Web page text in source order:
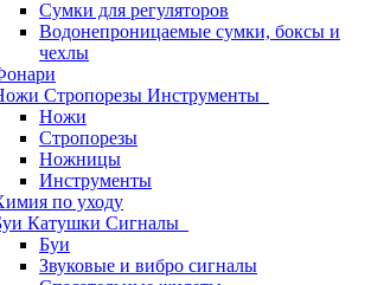
Сумки для регуляторов
Водонепроницаемые сумки, боксы и
чехлы
Стропорезы Инструменты
Ножи
Стропорезы
Ножницы
Инструменты
по уходу
Катушки Сигналы
Буи
Звуковые и вибро сигналы